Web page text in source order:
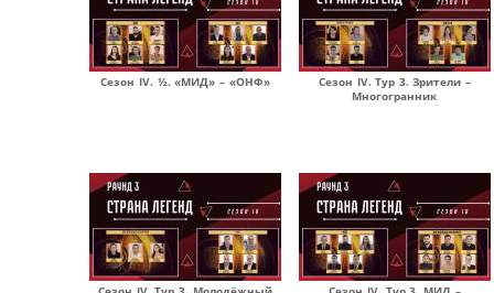
Сезон IV. ½. «МИД» – «ОНФ»
Сезон IV. Тур 3. Зрители –
Многогранник